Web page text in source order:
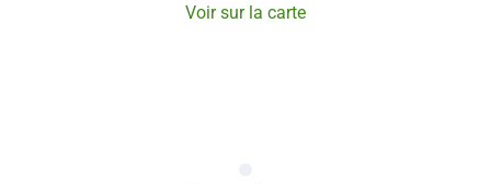
Voir sur la carte